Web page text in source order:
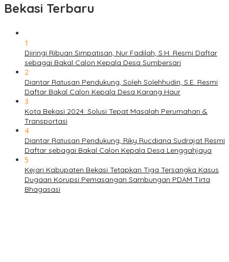
Bekasi Terbaru
1
Diiringi Ribuan Simpatisan, Nur Fadilah, S.H. Resmi Daftar
sebagai Bakal Calon Kepala Desa Sumbersari
2
Diantar Ratusan Pendukung, Soleh Solehhudin, S.E. Resmi
Daftar Bakal Calon Kepala Desa Karang Haur
3
Kota Bekasi 2024: Solusi Tepat Masalah Perumahan &
Transportasi
4
Diantar Ratusan Pendukung, Riky Rucdiana Sudrajat Resmi
Daftar sebagai Bakal Calon Kepala Desa Lenggahjaya
5
Kejari Kabupaten Bekasi Tetapkan Tiga Tersangka Kasus
Dugaan Korupsi Pemasangan Sambungan PDAM Tirta
Bhagasasi